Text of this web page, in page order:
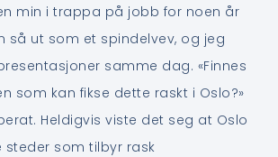
min i trappa på jobb for noen år
så ut som et spindelvev, og jeg
samme dag. «Finnes
som kan fikse dette raskt i Oslo?»
Heldigvis viste det seg at Oslo
steder som tilbyr rask